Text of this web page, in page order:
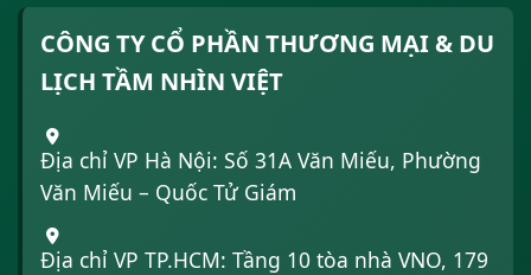
CÔNG TY CỔ PHẦN THƯƠNG MẠI & DU
LỊCH TẦM NHÌN VIỆT
Địa chỉ VP Hà Nội: Số 31A Văn Miếu, Phường
Văn Miếu – Quốc Tử Giám
Địa chỉ VP TP.HCM: Tầng 10 tòa nhà VNO, 179